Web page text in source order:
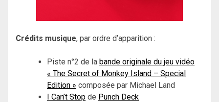
Crédits musique, par ordre d’apparition :
Piste n°2 de la bande originale du jeu vidéo
« The Secret of Monkey Island – Special
Edition » composée par Michael Land
I Can’t Stop de Punch Deck